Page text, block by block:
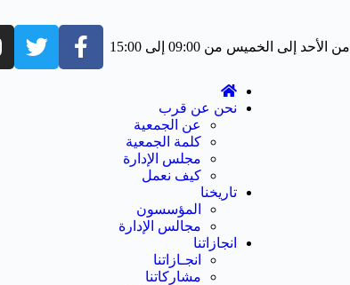
من الأحد إلى الخميس من 09:00 إلى 15:00
نحن عن قرب
عن الجمعية
كلمة الجمعية
مجلس الإدارة
كيف نعمل
تاريخنا
المؤسسون
مجالس الإدارة
انجازاتنا
انجـازاتنا
مشاركاتنا